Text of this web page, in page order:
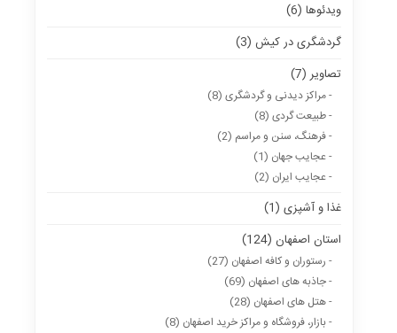
ویدئوها (6)
گردشگری در کیش (3)
تصاویر (7)
- مراکز دیدنی و گردشگری (8)
- طبیعت گردی (8)
- فرهنگ، سنن و مراسم (2)
- عجایب جهان (1)
- عجایب ایران (2)
غذا و آشپزی (1)
استان اصفهان (124)
- رستوران و کافه اصفهان (27)
- جاذبه های اصفهان (69)
- هتل های اصفهان (28)
- بازار، فروشگاه و مراکز خرید اصفهان (8)